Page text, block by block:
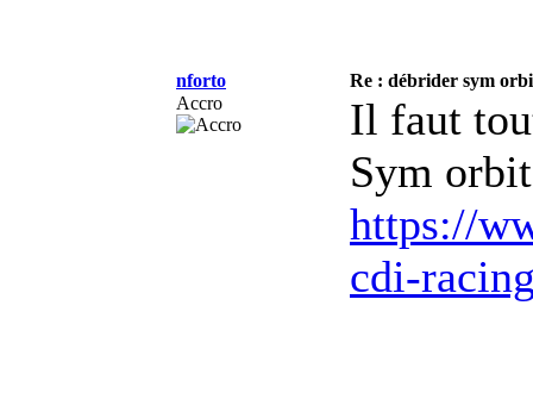
nforto
Re : débrider sym
Accro
Il faut
Sym
https://
cdi-